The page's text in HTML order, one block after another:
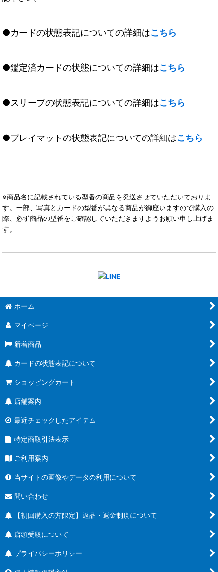
●カードの状態表記についての詳細はこちら
●鑑定済カードの状態についての詳細はこちら
●スリーブの状態表記についての詳細はこちら
●プレイマットの状態表記についての詳細はこちら
※商品名に記載されている型番の商品を発送させていただいておりま
す。一部、写真とカードの型番が異なる商品が御座いますので購入の
際、必ず商品の型番をご確認していただきますようお願い申し上げま
す。
ホーム
マイページ
新着商品
カードの状態表記について
ショッピングカート
店舗案内
最近チェックしたアイテム
特定商取引法表示
ご利用案内
当サイトの画像やデータの利用について
問い合わせ
【初回購入の方限定】返品・返金制度について
店頭受取について
プライバシーポリシー